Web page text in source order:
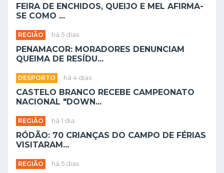
FEIRA DE ENCHIDOS, QUEIJO E MEL AFIRMA-
SE COMO ...
REGIÃO há 5 dias
PENAMACOR: MORADORES DENUNCIAM
QUEIMA DE RESÍDU...
DESPORTO há 4 dias
CASTELO BRANCO RECEBE CAMPEONATO
NACIONAL "DOWN...
REGIÃO há 1 dia
RÓDÃO: 70 CRIANÇAS DO CAMPO DE FÉRIAS
VISITARAM...
REGIÃO há 5 dias